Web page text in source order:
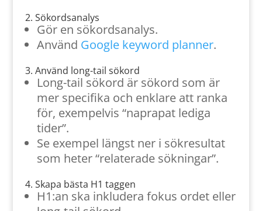
2. Sökordsanalys
Gör en sökordsanalys.
Använd Google keyword planner.
3. Använd long-tail sökord
Long-tail sökord är sökord som är
mer specifika och enklare att ranka
för, exempelvis “naprapat lediga
tider”.
Se exempel längst ner i sökresultat
som heter “relaterade sökningar”.
4. Skapa bästa H1 taggen
H1:an ska inkludera fokus ordet eller